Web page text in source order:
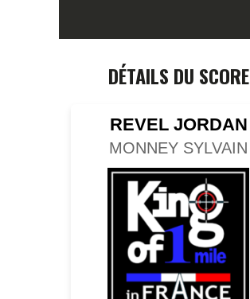
COMPETITION
RESULTS
TEAM CANJUERS
DÉTAILS DU SCORE
REVEL JORDAN
MONNEY SYLVAIN